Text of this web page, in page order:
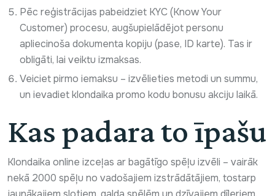
Pēc reģistrācijas pabeidziet KYC (Know Your
Customer) procesu, augšupielādējot personu
apliecinoša dokumenta kopiju (pase, ID karte). Tas ir
obligāti, lai veiktu izmaksas.
Veiciet pirmo iemaksu – izvēlieties metodi un summu,
un ievadiet klondaika promo kodu bonusu akciju laikā.
Kas padara to īpašu
Klondaika online izceļas ar bagātīgo spēļu izvēli – vairāk
nekā 2000 spēļu no vadošajiem izstrādātājiem, tostarp